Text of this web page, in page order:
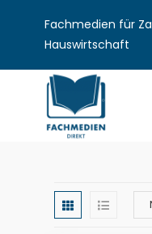
Fachmedien für
Hauswirtschaft